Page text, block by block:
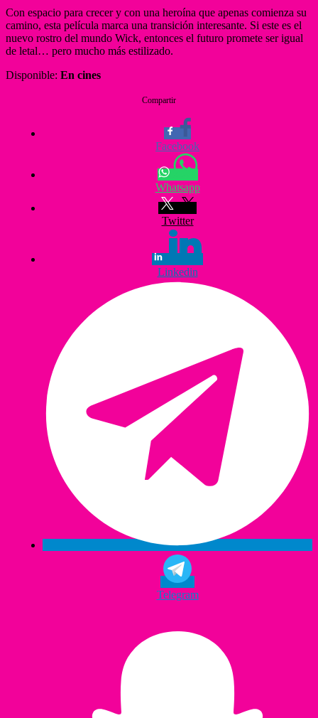
Con espacio para crecer y con una heroína que apenas comienza su
camino, esta película marca una transición interesante. Si este es el
nuevo rostro del mundo Wick, entonces el futuro promete ser igual
de letal… pero mucho más estilizado.
Disponible: En cines
Compartir
Facebook
Whatsapp
Twitter
Linkedin
Telegram